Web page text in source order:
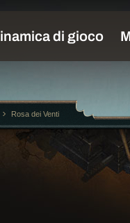
Rosa dei Venti